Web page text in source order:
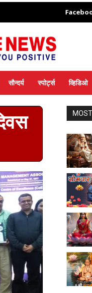
सौन्दर्य स्पोर्ट्स व्हिडिओ